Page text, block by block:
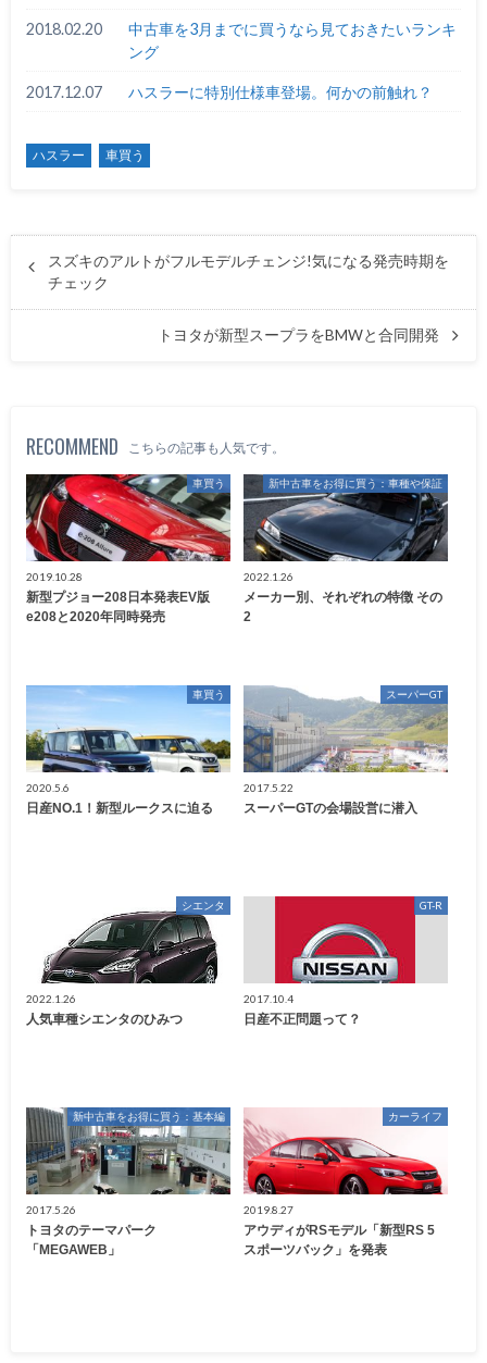
2018.02.20
中古車を3月までに買うなら見ておきたいランキ
ング
2017.12.07 ハスラーに特別仕様車登場。何かの前触れ？
ハスラー 車買う
スズキのアルトがフルモデルチェンジ!気になる発売時期を
チェック
トヨタが新型スープラをBMWと合同開発
RECOMMEND こちらの記事も人気です。
車買う
2019.10.28
新型プジョー208日本発表EV版
e208と2020年同時発売
新中古車をお得に買う：車種や保証
2022.1.26
メーカー別、それぞれの特徴 その
2
車買う
2020.5.6
日産NO.1！新型ルークスに迫る
スーパーGT
2017.5.22
スーパーGTの会場設営に潜入
シエンタ
2022.1.26
人気車種シエンタのひみつ
GT-R
2017.10.4
日産不正問題って？
新中古車をお得に買う：基本編
2017.5.26
トヨタのテーマパーク
「MEGAWEB」
カーライフ
2019.8.27
アウディがRSモデル「新型RS 5
スポーツバック」を発表